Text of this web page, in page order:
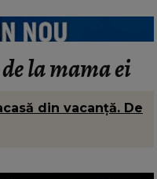
la mama ei
din vacanță. De
romantică